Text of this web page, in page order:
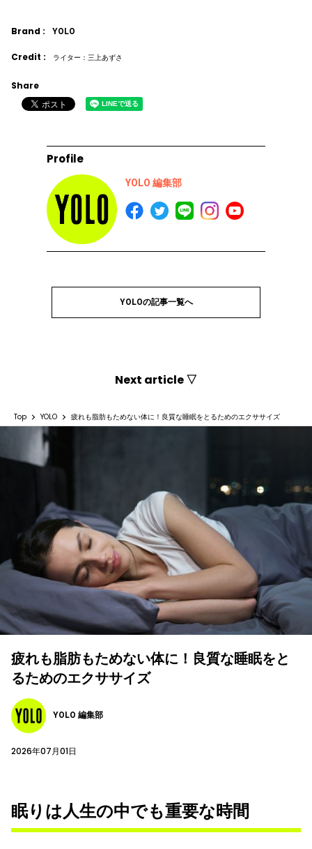
Brand : YOLO
Credit : ライター：三上あずさ
Share
Profile
YOLO 編集部
YOLOの記事一覧へ
Next article ▽
Top YOLO 疲れも脂肪もためない体に！良質な睡眠をとるためのエクササイズ
疲れも脂肪もためない体に！良質な睡眠をと
るためのエクササイズ
YOLO 編集部
2026年07月01日
眠りは人生の中でも重要な時間